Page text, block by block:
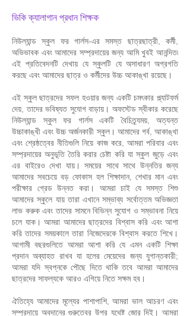
ভিকি ক্যালাগান প্রধান শিক্ষক
নিউল্যান্ড স্কুল ফর গার্লস-এর সমস্ত ছাত্রছাত্রী, কর্মী,
অভিভাবক এবং আমাদের সম্প্রদায়ের জন্য আমি খুবই আনন্দিত৷
এই প্রতিবেদনটি দেখায় যে স্কুলটি যে অসাধারণ অগ্রগতি
করছে এবং আমাদের ছাত্র ও কর্মীদের উচ্চ আকাঙ্খা রয়েছে।
এই স্কুল ছাত্রদের সফল হওয়ার জন্য একটি চমৎকার প্ল্যাটফর্ম
দেয়, তাদের ভবিষ্যত সুযোগ বাড়ায়। অফস্টেড স্বীকার করেছে
নিউল্যান্ড স্কুল ফর গার্লস একটি বৈচিত্র্যময়, অত্যন্ত
উচ্চাকাঙ্খী এবং উচ্চ অর্জনকারী স্কুল। আমাদের গর্ব, আকাঙ্খা
এবং শ্রেষ্ঠত্বের নীতিগুলি নিয়ে কাজ করে, আমরা পরিবার এবং
সম্প্রদায়ের অনুভূতি তৈরি করার চেষ্টা করি যা স্কুল জুড়ে এবং
এর বাইরেও দেখা যায়। সময়ের সাথে সাথে উন্নতির জন্য
আমাদের সবচেয়ে বড় ফোকাস হল শিক্ষাদান, শেখার মান এবং
পরীক্ষার গ্রেড উন্নত করা। আমরা চাই যে সমস্ত শিশু
আমাদের স্কুলে যায় তারা এখানে সম্ভাব্য সর্বোত্তম অভিজ্ঞতা
লাভ করুক এবং তাদের সামনে বিভিন্ন সুযোগ ও সম্ভাবনা নিয়ে
চলে যাক। আমরা আমাদের ছাত্রদের বিশ্বাস করি এবং আশা
করি তাদের সময়কালে তারা নিজেদেরকে বিশ্বাস করতে শিখে।
আগামী বছরগুলিতে আমরা আশা করি যে এমন একটি শিক্ষা
প্রদান অব্যাহত রাখব যা হলের মেয়েদের জন্য যুগান্তকারী;
আমরা যদি স্বপ্নকে পৌছে দিতে থাকি তবে আমরা আমাদের
ছাত্রদের সাফল্যকে আরও এগিয়ে নিতে সক্ষম হব।
ঐতিহ্যে আমাদের মূল্যের পাশাপাশি, আমরা ভাল আচরণ এবং
সম্প্রদায়ে অবদানের গুরুত্বের উপর যথেষ্ট জোর দিই। আমরা